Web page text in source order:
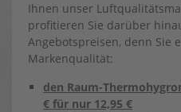
Ihnen unser
profitieren Sie darüber
Angebotspreisen, denn Sie
Markenqualität:
den Raum-
€ für nur 12,95 €